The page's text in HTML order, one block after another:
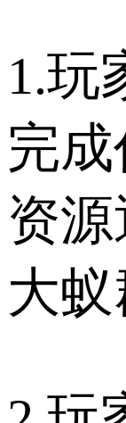
1.玩
完
资
大蚁